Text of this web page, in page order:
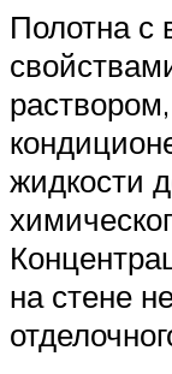
Полотна с
жидкости
на стене